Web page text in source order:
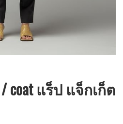
/ coat แร็ป แจ็กเก็ต